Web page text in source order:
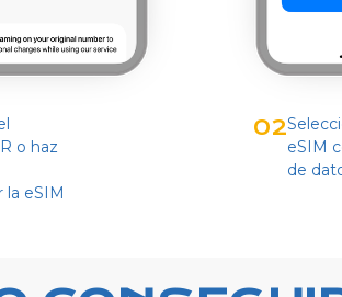
o haz
la eSIM
02
eSIM
de